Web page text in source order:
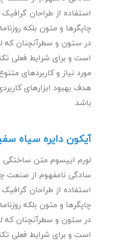
استفاده از طراحان
چاپگرها و متون بلکه
در ستون و سطرآنچنان که
است و برای شرایط فعلی
مورد نیاز و کاربردهای
هدف بهبود ابزارهای
باشد.
آیکون دایره سیاه
لورم ایپسوم متن ساختگی
سادگی نامفهوم از صنعت
استفاده از طراحان
چاپگرها و متون بلکه
در ستون و سطرآنچنان که
است و برای شرایط فعلی